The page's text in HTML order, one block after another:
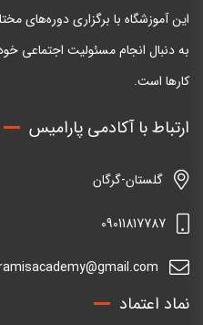
این آموزشگاه با برگزاری دوره‌های
به دنبال انجام مسئولیت اجتماعی
کارها است.
ارتباط با آکادمی پارامیس
گلستان-گرگان
09011817787
نماد اعتماد